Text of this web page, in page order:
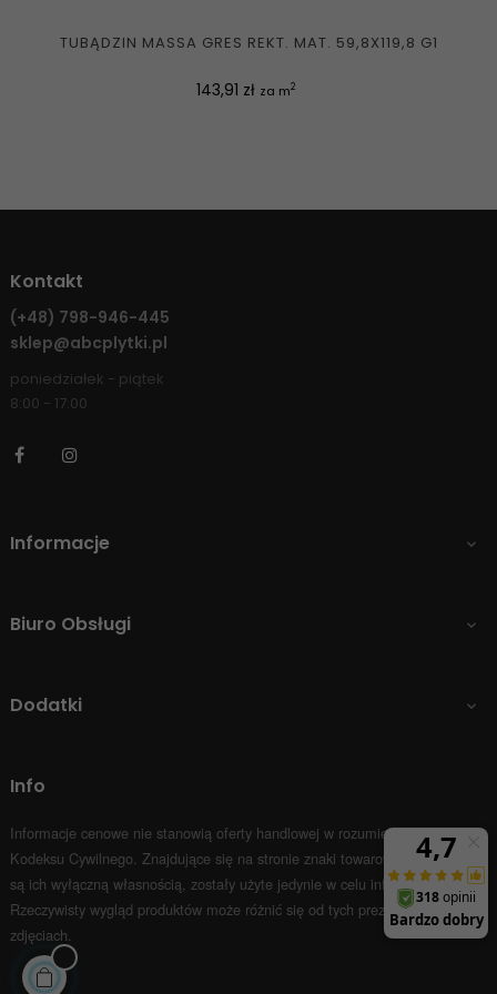
TUBĄDZIN MASSA GRES REKT. MAT. 59,8X119,8 G1
Cena
143,91 zł za m2
Kontakt
(+48) 798-946-445
sklep@abcplytki.pl
poniedziałek - piątek
8:00 - 17:00
Facebook
Informacje 
Biuro Obsługi 
Dodatki 
Info
Informacje cenowe nie stanowią oferty handlowej w rozumieniu Art.66 par.1
Kodeksu Cywilnego. Znajdujące się na stronie znaki towarowe i nazwy firm
są ich wyłączną własnością, zostały użyte jedynie w celu informacyjnym.
Rzeczywisty wygląd produktów może różnić się od tych prezentowanych na
zdjęciach.